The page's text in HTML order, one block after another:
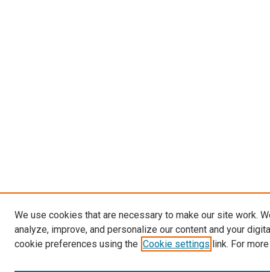
We use cookies that are necessary to make our site work.
analyze, improve, and personalize our content and your
cookie preferences using the Cookie settings link. For